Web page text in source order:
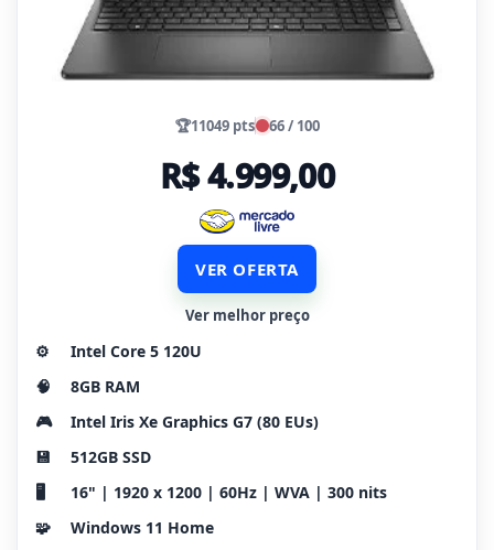
🏆11049 pts 66 / 100
R$ 4.999,00
VER OFERTA
Ver melhor preço
⚙️
Intel Core 5 120U
🧠
8GB RAM
🎮
Intel Iris Xe Graphics G7 (80 EUs)
💾
512GB SSD
🖥️
16" | 1920 x 1200 | 60Hz | WVA | 300 nits
🧩
Windows 11 Home